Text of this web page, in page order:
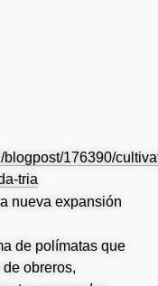
blogpost/176390/
tria
nueva expansión
de polímatas que
obreros,